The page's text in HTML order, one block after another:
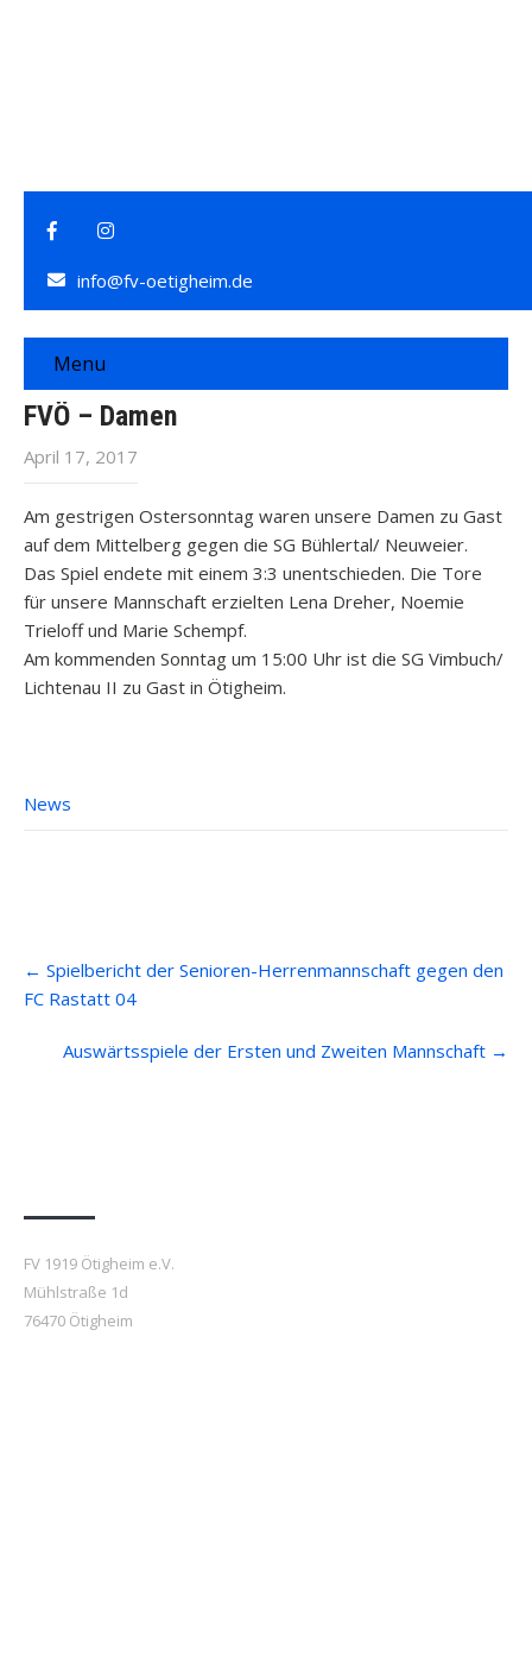
info@fv-oetigheim.de
Menu
FVÖ – Damen
April 17, 2017
Am gestrigen Ostersonntag waren unsere Damen zu Gast
auf dem Mittelberg gegen die SG Bühlertal/ Neuweier.
Das Spiel endete mit einem 3:3 unentschieden. Die Tore
für unsere Mannschaft erzielten Lena Dreher, Noemie
Trieloff und Marie Schempf.
Am kommenden Sonntag um 15:00 Uhr ist die SG Vimbuch/
Lichtenau II zu Gast in Ötigheim.
News
navigation
← Spielbericht der Senioren-Herrenmannschaft gegen den
FC Rastatt 04
Auswärtsspiele der Ersten und Zweiten Mannschaft →
FV 1919 Ötigheim e.V.
Mühlstraße 1d
76470 Ötigheim